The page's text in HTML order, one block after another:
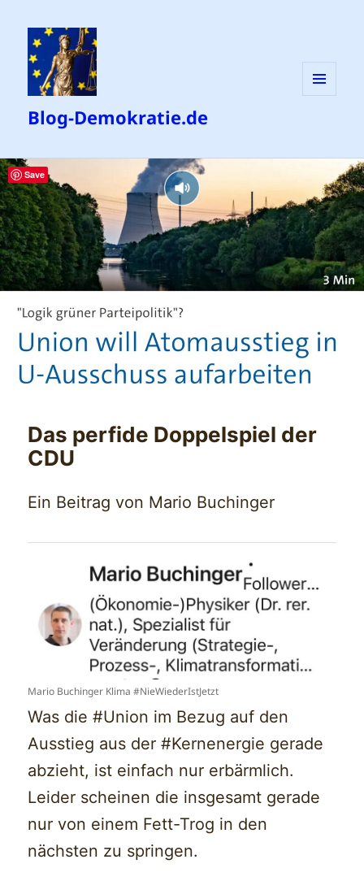
Blog-Demokratie.de
Das perfide Doppelspiel der
CDU
Ein Beitrag von Mario Buchinger
Mario Buchinger Klima #NieWiederIstJetzt
Was die #Union im Bezug auf den
Ausstieg aus der #Kernenergie gerade
abzieht, ist einfach nur erbärmlich.
Leider scheinen die insgesamt gerade
nur von einem Fett-Trog in den
nächsten zu springen.
Save